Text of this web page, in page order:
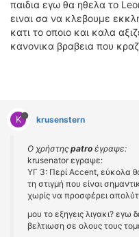
παιδια εγω θα ηθελα το
ειναι σα να κλεβουμε
κατι το οποιο και καλα
κανονικα βραβεια που
K krusenstern
Ο χρήστης patro έγραψε:
krusenator εγραψε:
ΥΓ 3: Περί Accent, εύκολα
τη στιγμή που είναι
χωρίς να προσφέρει
μου το εξηγεις λιγακι?
βελτιωση σε ολους τους